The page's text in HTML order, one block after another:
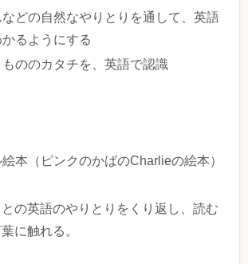
どの自然なやりとりを通して、英語
るようにする
ののカタチを、英語で認識
本（ピンクのかばのCharlieの絵本）
の英語のやりとりをくり返し、読む
に触れる。